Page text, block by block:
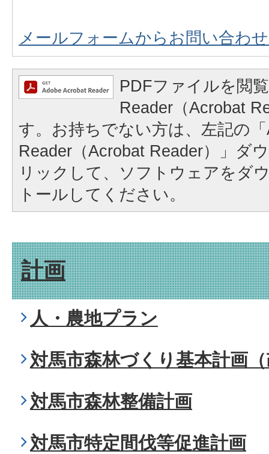
メールフォームからお問い合わ
PDFファイルを閲
Reader（Acrobat
す。お持ちでない方は、左記の
Reader（Acrobat Reader）」ダ
リックして、ソフトウェアをダ
トールしてください。
計画
人・農地プラン
対馬市森林づくり基本計画
対馬市森林整備計画
対馬市特定間伐等促進計画